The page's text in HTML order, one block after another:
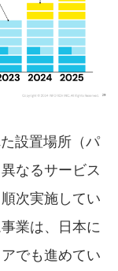
設置場所（パ
なるサービス
次実施してい
業は、日本に
でも進めてい